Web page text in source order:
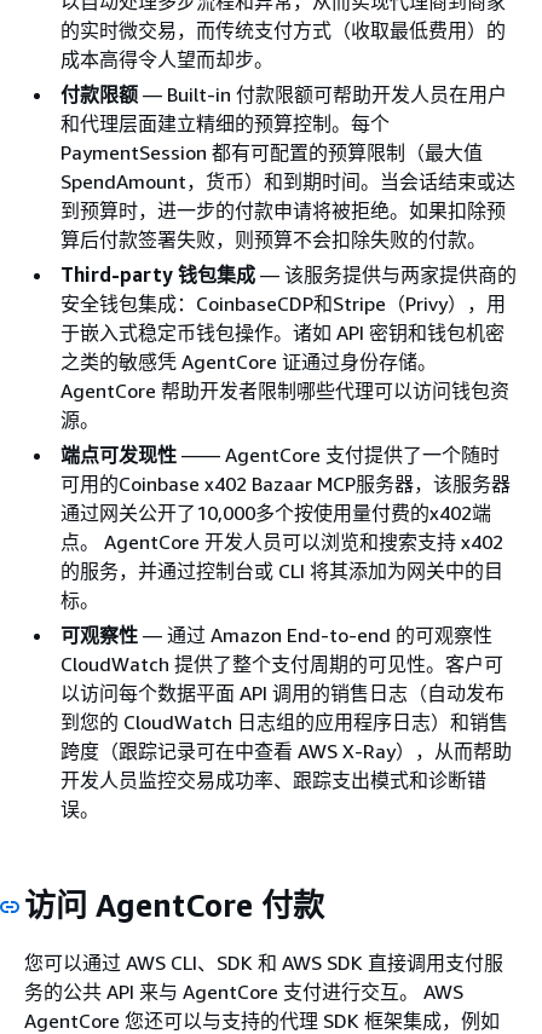
的实时微交易，而传统支付方式（收取最低费用）的
成本高得令人望而却步。
付款限额 — Built-in 付款限额可帮助开发人员在用户
和代理层面建立精细的预算控制。每个
PaymentSession 都有可配置的预算限制（最大值
SpendAmount，货币）和到期时间。当会话结束或达
到预算时，进一步的付款申请将被拒绝。如果扣除预
算后付款签署失败，则预算不会扣除失败的付款。
Third-party 钱包集成 — 该服务提供与两家提供商的
安全钱包集成：CoinbaseCDP和Stripe（Privy），用
于嵌入式稳定币钱包操作。诸如 API 密钥和钱包机密
之类的敏感凭 AgentCore 证通过身份存储。
AgentCore 帮助开发者限制哪些代理可以访问钱包资
源。
端点可发现性 —— AgentCore 支付提供了一个随时
可用的Coinbase x402 Bazaar MCP服务器，该服务器
通过网关公开了10,000多个按使用量付费的x402端
点。 AgentCore 开发人员可以浏览和搜索支持 x402
的服务，并通过控制台或 CLI 将其添加为网关中的目
标。
可观察性 — 通过 Amazon End-to-end 的可观察性
CloudWatch 提供了整个支付周期的可见性。客户可
以访问每个数据平面 API 调用的销售日志（自动发布
到您的 CloudWatch 日志组的应用程序日志）和销售
跨度（跟踪记录可在中查看 AWS X-Ray），从而帮助
开发人员监控交易成功率、跟踪支出模式和诊断错
误。
访问 AgentCore 付款
您可以通过 AWS CLI、SDK 和 AWS SDK 直接调用支付服
务的公共 API 来与 AgentCore 支付进行交互。 AWS
AgentCore 您还可以与支持的代理 SDK 框架集成，例如